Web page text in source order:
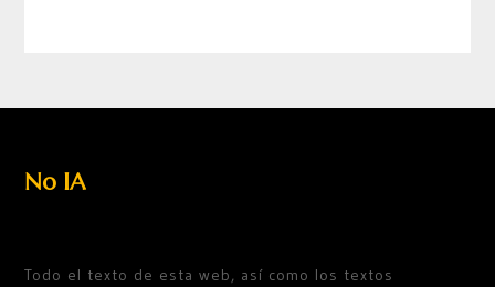
No IA
Todo el texto de esta web, así como los textos